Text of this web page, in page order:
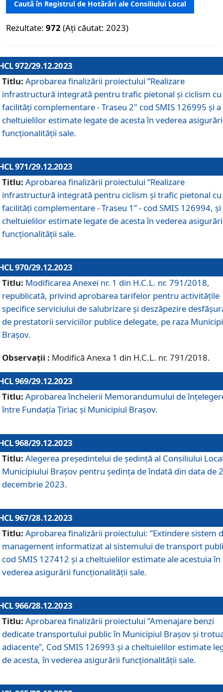
Caută în Registrul de Hotărâri ale Consiliului Local
Rezultate: 972 (Ați căutat: 2023)
972/29.12.2023
Titlu: Aprobarea finalizării proiectului ”Realizare
infrastructură integrată pentru trafic pietonal și ciclism cu
facilități complementare - Traseu 2" cod SMIS 126995 și a
cheltuielilor estimate legate de acesta în vederea
funcționalității sale.
971/29.12.2023
Titlu: Aprobarea finalizării proiectului “Realizare
infrastructură integrată pentru ciclism şi trafic pietonal cu
facilităţi complementare - Traseu 1” - cod SMIS 126994, și
cheltuielilor estimate legate de acesta în vederea
funcționalității sale.
970/29.12.2023
Titlu: Modificarea Anexei nr. 1 din H.C.L. nr. 791/2018,
republicată, privind aprobarea tarifelor pentru activitățile
specifice serviciului de salubrizare și deszăpezire
de prestatorii serviciilor publice delegate, pe raza
Brașov.
Observații : Modifică Anexa 1 din H.C.L. nr. 791/2018.
969/29.12.2023
Titlu: Aprobarea încheierii Memorandumului de
între Fundația Țiriac și Municipiul Brașov.
968/29.12.2023
Titlu: Alegerea preşedintelui de şedinţă al Consiliului
Municipiului Braşov pentru ședința de îndată din data de
decembrie 2023.
967/28.12.2023
Titlu: Aprobarea finalizării proiectului: ”Extindere sistem
management informatizat al sistemului de transport
cod SMIS 127412 și a cheltuielilor estimate ale acestuia în
vederea asigurării funcționalității sale.
966/28.12.2023
Titlu: Aprobarea finalizării proiectului ”Amenajare benzi
dedicate transportului public în Municipiul Brașov şi
adiacente”, Cod SMIS 126993 și a cheltuielilor estimate
de acesta, în vederea asigurării funcționalității sale.